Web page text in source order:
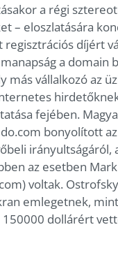
a régi
– eloszlatására
díjért
a
más vállalkozó az
fejében.
bonyolított
az esetben
voltak.
emlegetnek,
dollárért